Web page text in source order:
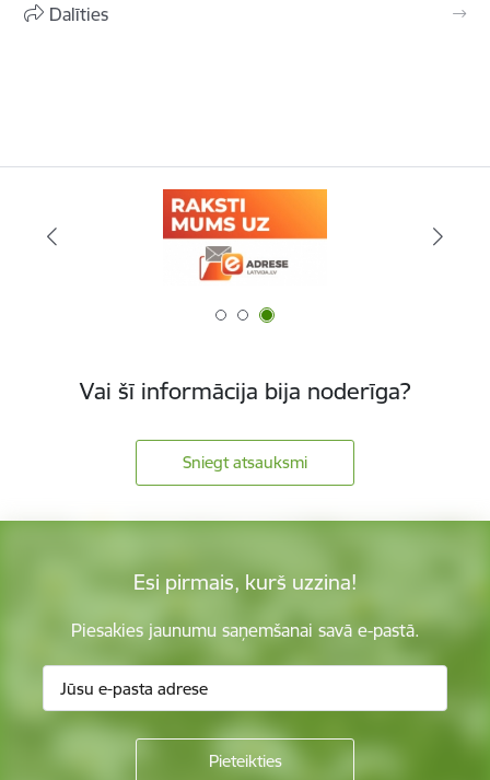
Dalīties
Vai šī informācija bija noderīga?
Sniegt atsauksmi
Esi pirmais, kurš uzzina!
Piesakies jaunumu saņemšanai savā e-pastā.